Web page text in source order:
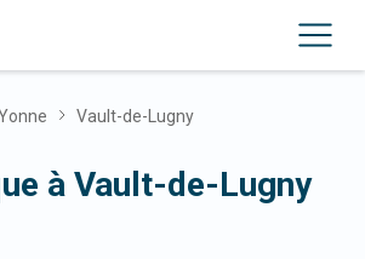
Vault-de-Lugny
à Vault-de-Lugny